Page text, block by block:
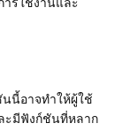
นี้อาจทำให้ผู้ใช้
ะมีฟังก์ชันที่หลาก